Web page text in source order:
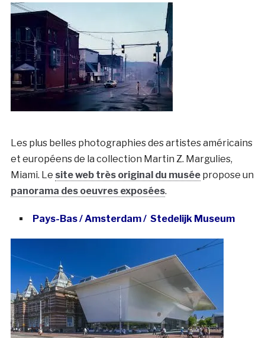
Les plus belles photographies des artistes américains
et européens de la collection Martin Z. Margulies,
Miami. Le site web très original du muséepropose un
panorama des oeuvres exposées.
Pays-Bas / Amsterdam / Stedelijk Museum